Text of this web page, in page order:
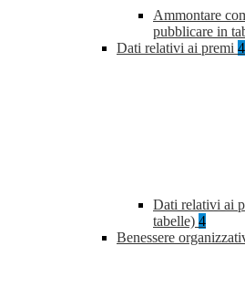
Ammontare
pubblicare in
Dati relativi ai premi 4
Dati relativi ai
tabelle) 4
Benessere